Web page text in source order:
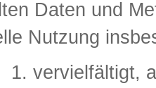
Daten und
Nutzung
vervielfältigt,